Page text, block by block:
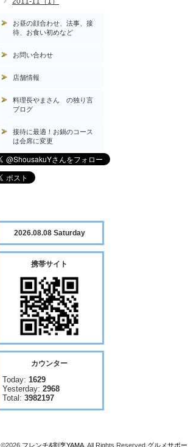
お昼の顔合わせ、法事、接
待、お食い初めなど
お問い合わせ
店舗情報
料理長やまさん の独り言
ブログ
接待に最適！お鍋のコース
は会席に変更
2026.08.08 Saturday
携帯サイト
カウンター
Today: 1629
Yesterday: 2968
Total: 3982197
©2026 フレンチ&割烹YAMA . All Rights Reserved. グルメサポ